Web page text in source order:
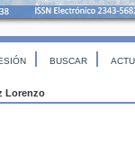
BUSCAR
Lorenzo